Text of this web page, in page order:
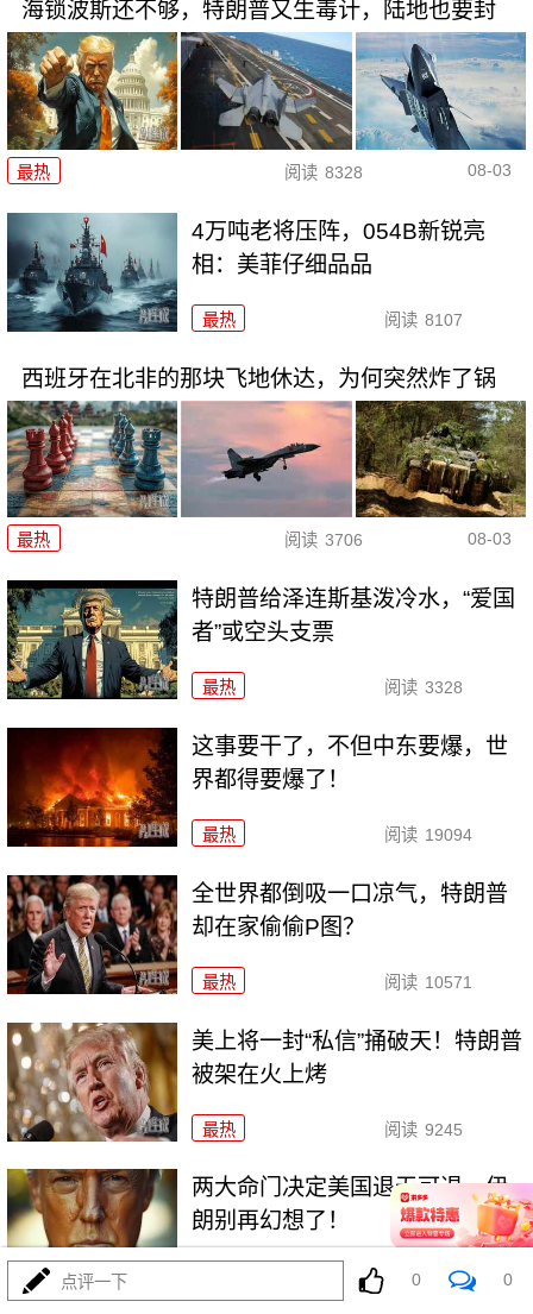
海锁波斯还不够，特朗普又生毒计，陆地也要封
最热 阅读 8328 08-03
4万吨老将压阵，054B新锐亮
相：美菲仔细品品
最热 阅读 8107
西班牙在北非的那块飞地休达，为何突然炸了锅
最热 阅读 3706 08-03
特朗普给泽连斯基泼冷水，“爱国
者”或空头支票
最热 阅读 3328
这事要干了，不但中东要爆，世
界都得要爆了！
最热 阅读 19094
全世界都倒吸一口凉气，特朗普
却在家偷偷P图？
最热 阅读 10571
美上将一封“私信”捅破天！特朗普
被架在火上烤
最热 阅读 9245
两大命门决定美国退无可退，伊
朗别再幻想了！
阅读 6900
点评一下 0 0